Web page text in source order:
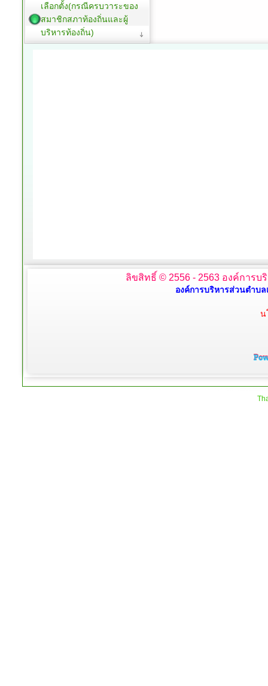
เลือกตั้ง(กรณีครบวาระของ
สมาชิกสภาท้องถิ่นและผู้
บริหารท้องถิ่น)
ลิขสิทธิ์ © 2556 - 2563 องค์การบ
องค์การบริหารส่วนตำบล
น